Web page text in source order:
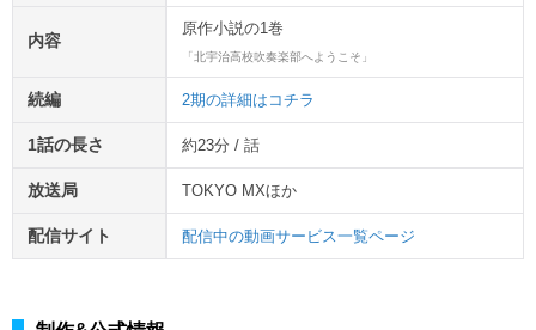
内容
原作小説の1巻
「北宇治高校吹奏楽部へようこそ」
続編 2期の詳細はコチラ
1話の長さ 約23分 / 話
放送局 TOKYO MXほか
配信サイト 配信中の動画サービス一覧ページ